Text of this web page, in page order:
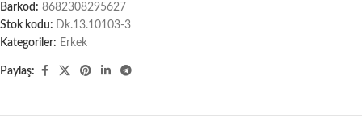
Barkod: 8682308295627
Stok kodu:
Dk.13.10103-3
Kategoriler: Erkek
Paylaş: